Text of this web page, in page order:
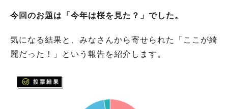
今回のお題は「今年は桜を見た？」でした。
気になる結果と、みなさんから寄せられた「ここが綺
麗だった！」という報告を紹介します。